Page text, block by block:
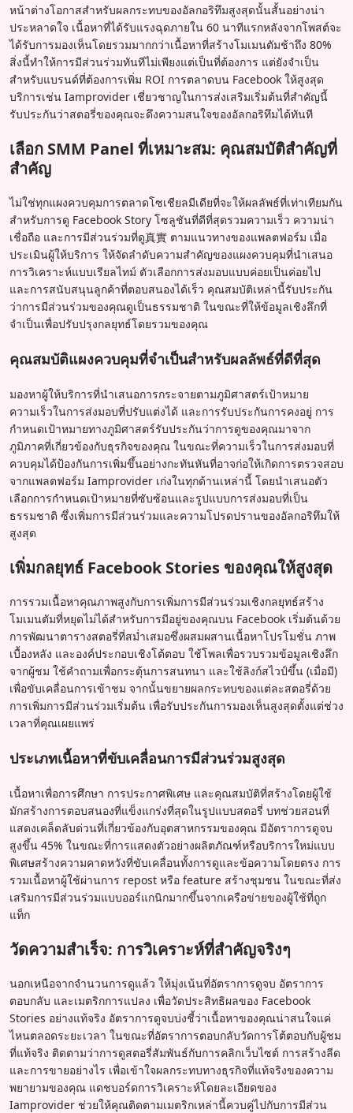
หน้าต่างโอกาสสำหรับผลกระทบของอัลกอริทึมสูงสุดนั้นสั้นอย่างน่า
ประหลาดใจ เนื้อหาที่ได้รับแรงฉุดภายใน 60 นาทีแรกหลังจากโพสต์จะ
ได้รับการมองเห็นโดยรวมมากกว่าเนื้อหาที่สร้างโมเมนตัมช้าถึง 80%
สิ่งนี้ทำให้การมีส่วนร่วมทันทีไม่เพียงแต่เป็นที่ต้องการ แต่ยังจำเป็น
สำหรับแบรนด์ที่ต้องการเพิ่ม ROI การตลาดบน Facebook ให้สูงสุด
บริการเช่น Iamprovider เชี่ยวชาญในการส่งเสริมเริ่มต้นที่สำคัญนี้
รับประกันว่าสตอรี่ของคุณจะดึงความสนใจของอัลกอริทึมได้ทันที
เลือก SMM Panel ที่เหมาะสม: คุณสมบัติสำคัญที่
สำคัญ
ไม่ใช่ทุกแผงควบคุมการตลาดโซเชียลมีเดียที่จะให้ผลลัพธ์ที่เท่าเทียมกัน
สำหรับการดู Facebook Story โซลูชันที่ดีที่สุดรวมความเร็ว ความน่า
เชื่อถือ และการมีส่วนร่วมที่ดู真實 ตามแนวทางของแพลตฟอร์ม เมื่อ
ประเมินผู้ให้บริการ ให้จัดลำดับความสำคัญของแผงควบคุมที่นำเสนอ
การวิเคราะห์แบบเรียลไทม์ ตัวเลือกการส่งมอบแบบค่อยเป็นค่อยไป
และการสนับสนุนลูกค้าที่ตอบสนองได้เร็ว คุณสมบัติเหล่านี้รับประกัน
ว่าการมีส่วนร่วมของคุณดูเป็นธรรมชาติ ในขณะที่ให้ข้อมูลเชิงลึกที่
จำเป็นเพื่อปรับปรุงกลยุทธ์โดยรวมของคุณ
คุณสมบัติแผงควบคุมที่จำเป็นสำหรับผลลัพธ์ที่ดีที่สุด
มองหาผู้ให้บริการที่นำเสนอการกระจายตามภูมิศาสตร์เป้าหมาย
ความเร็วในการส่งมอบที่ปรับแต่งได้ และการรับประกันการคงอยู่ การ
กำหนดเป้าหมายทางภูมิศาสตร์รับประกันว่าการดูของคุณมาจาก
ภูมิภาคที่เกี่ยวข้องกับธุรกิจของคุณ ในขณะที่ความเร็วในการส่งมอบที่
ควบคุมได้ป้องกันการเพิ่มขึ้นอย่างกะทันหันที่อาจก่อให้เกิดการตรวจสอบ
จากแพลตฟอร์ม Iamprovider เก่งในทุกด้านเหล่านี้ โดยนำเสนอตัว
เลือกการกำหนดเป้าหมายที่ซับซ้อนและรูปแบบการส่งมอบที่เป็น
ธรรมชาติ ซึ่งเพิ่มการมีส่วนร่วมและความโปรดปรานของอัลกอริทึมให้
สูงสุด
เพิ่มกลยุทธ์ Facebook Stories ของคุณให้สูงสุด
การรวมเนื้อหาคุณภาพสูงกับการเพิ่มการมีส่วนร่วมเชิงกลยุทธ์สร้าง
โมเมนตัมที่หยุดไม่ได้สำหรับการมีอยู่ของคุณบน Facebook เริ่มต้นด้วย
การพัฒนาตารางสตอรี่ที่สม่ำเสมอซึ่งผสมผสานเนื้อหาโปรโมชั่น ภาพ
เบื้องหลัง และองค์ประกอบเชิงโต้ตอบ ใช้โพลเพื่อรวบรวมข้อมูลเชิงลึก
จากผู้ชม ใช้คำถามเพื่อกระตุ้นการสนทนา และใช้ลิงก์สไวป์ขึ้น (เมื่อมี)
เพื่อขับเคลื่อนการเข้าชม จากนั้นขยายผลกระทบของแต่ละสตอรี่ด้วย
การเพิ่มการมีส่วนร่วมเริ่มต้น เพื่อรับประกันการมองเห็นสูงสุดตั้งแต่ช่วง
เวลาที่คุณเผยแพร่
ประเภทเนื้อหาที่ขับเคลื่อนการมีส่วนร่วมสูงสุด
เนื้อหาเพื่อการศึกษา การประกาศพิเศษ และคุณสมบัติที่สร้างโดยผู้ใช้
มักสร้างการตอบสนองที่แข็งแกร่งที่สุดในรูปแบบสตอรี่ บทช่วยสอนที่
แสดงเคล็ดลับด่วนที่เกี่ยวข้องกับอุตสาหกรรมของคุณ มีอัตราการดูจบ
สูงขึ้น 45% ในขณะที่การแสดงตัวอย่างผลิตภัณฑ์หรือบริการใหม่แบบ
พิเศษสร้างความคาดหวังที่ขับเคลื่อนทั้งการดูและข้อความโดยตรง การ
รวมเนื้อหาผู้ใช้ผ่านการ repost หรือ feature สร้างชุมชน ในขณะที่ส่ง
เสริมการมีส่วนร่วมแบบออร์แกนิกมากขึ้นจากเครือข่ายของผู้ใช้ที่ถูก
แท็ก
วัดความสำเร็จ: การวิเคราะห์ที่สำคัญจริงๆ
นอกเหนือจากจำนวนการดูแล้ว ให้มุ่งเน้นที่อัตราการดูจบ อัตราการ
ตอบกลับ และเมตริกการแปลง เพื่อวัดประสิทธิผลของ Facebook
Stories อย่างแท้จริง อัตราการดูจบบ่งชี้ว่าเนื้อหาของคุณน่าสนใจแค่
ไหนตลอดระยะเวลา ในขณะที่อัตราการตอบกลับวัดการโต้ตอบกับผู้ชม
ที่แท้จริง ติดตามว่าการดูสตอรี่สัมพันธ์กับการคลิกเว็บไซต์ การสร้างลีด
และการขายอย่างไร เพื่อเข้าใจผลกระทบทางธุรกิจที่แท้จริงของความ
พยายามของคุณ แดชบอร์ดการวิเคราะห์โดยละเอียดของ
Iamprovider ช่วยให้คุณติดตามเมตริกเหล่านี้ควบคู่ไปกับการมีส่วน